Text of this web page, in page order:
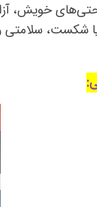
خویش،
سلامتی و